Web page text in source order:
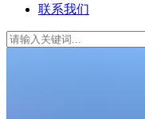
联系我们